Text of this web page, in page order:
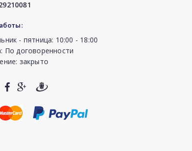
- пятница: 10:00 - 18:00
По договоренности
закрыто